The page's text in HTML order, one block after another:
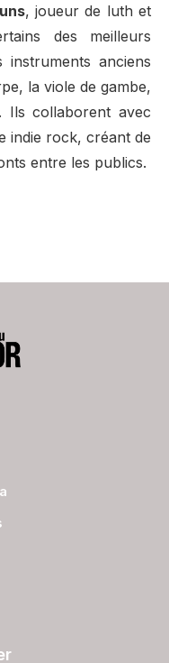
, joueur de luth et
des meilleurs
instruments anciens
la viole de gambe,
Ils collaborent avec
indie rock, créant de
entre les publics.